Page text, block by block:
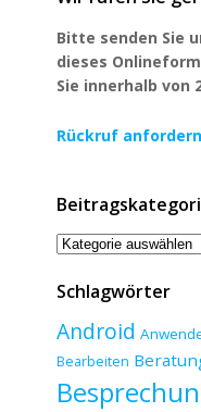
Bitte senden Sie
dieses
Sie innerhalb von
Rückruf anfordern
Schlagwörter
Android
Bearbeiten